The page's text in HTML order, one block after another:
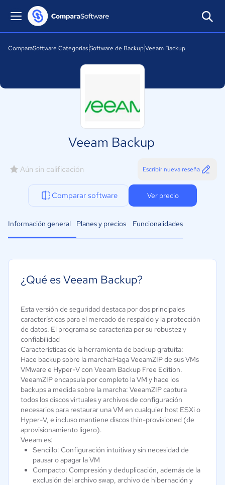
ComparaSoftware CategoríasSoftware de BackupVeeam Backup
Veeam Backup
Aún sin calificación Escribir nueva reseña
Comparar software Ver precio
Información general Planes y precios Funcionalidades
¿Qué es Veeam Backup?
Esta versión de seguridad destaca por dos principales
características para el mercado de respaldo y la protección
de datos. El programa se caracteriza por su robustez y
confiabilidad
Características de la herramienta de backup gratuita:
Hace backup sobre la marcha:Haga VeeamZIP de sus VMs
VMware e Hyper-V con Veeam Backup Free Edition.
VeeamZIP encapsula por completo la VM y hace los
backups a medida sobre la marcha: VeeamZIP captura
todos los discos virtuales y archivos de configuración
necesarios para restaurar una VM en cualquier host ESXi o
Hyper-V, e incluso mantiene discos thin-provisioned (de
aprovisionamiento ligero).
Veeam es:
Sencillo: Configuración intuitiva y sin necesidad de
pausar o apagar la VM
Compacto: Compresión y deduplicación, además de la
exclusión del archivo swap, archivo de hibernación y